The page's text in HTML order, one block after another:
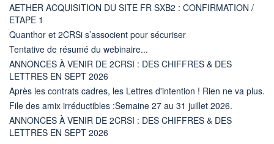
AETHER ACQUISITION DU SITE FR SXB2 : CONFIRMATION /
ETAPE 1
Quanthor et 2CRSi s’associent pour sécuriser
Tentative de résumé du webinaire...
ANNONCES À VENIR DE 2CRSI : DES CHIFFRES & DES
LETTRES EN SEPT 2026
Après les contrats cadres, les Lettres d'intention ! Rien ne va plus.
File des amix irréductibles :Semaine 27 au 31 juillet 2026.
ANNONCES À VENIR DE 2CRSI : DES CHIFFRES & DES
LETTRES EN SEPT 2026